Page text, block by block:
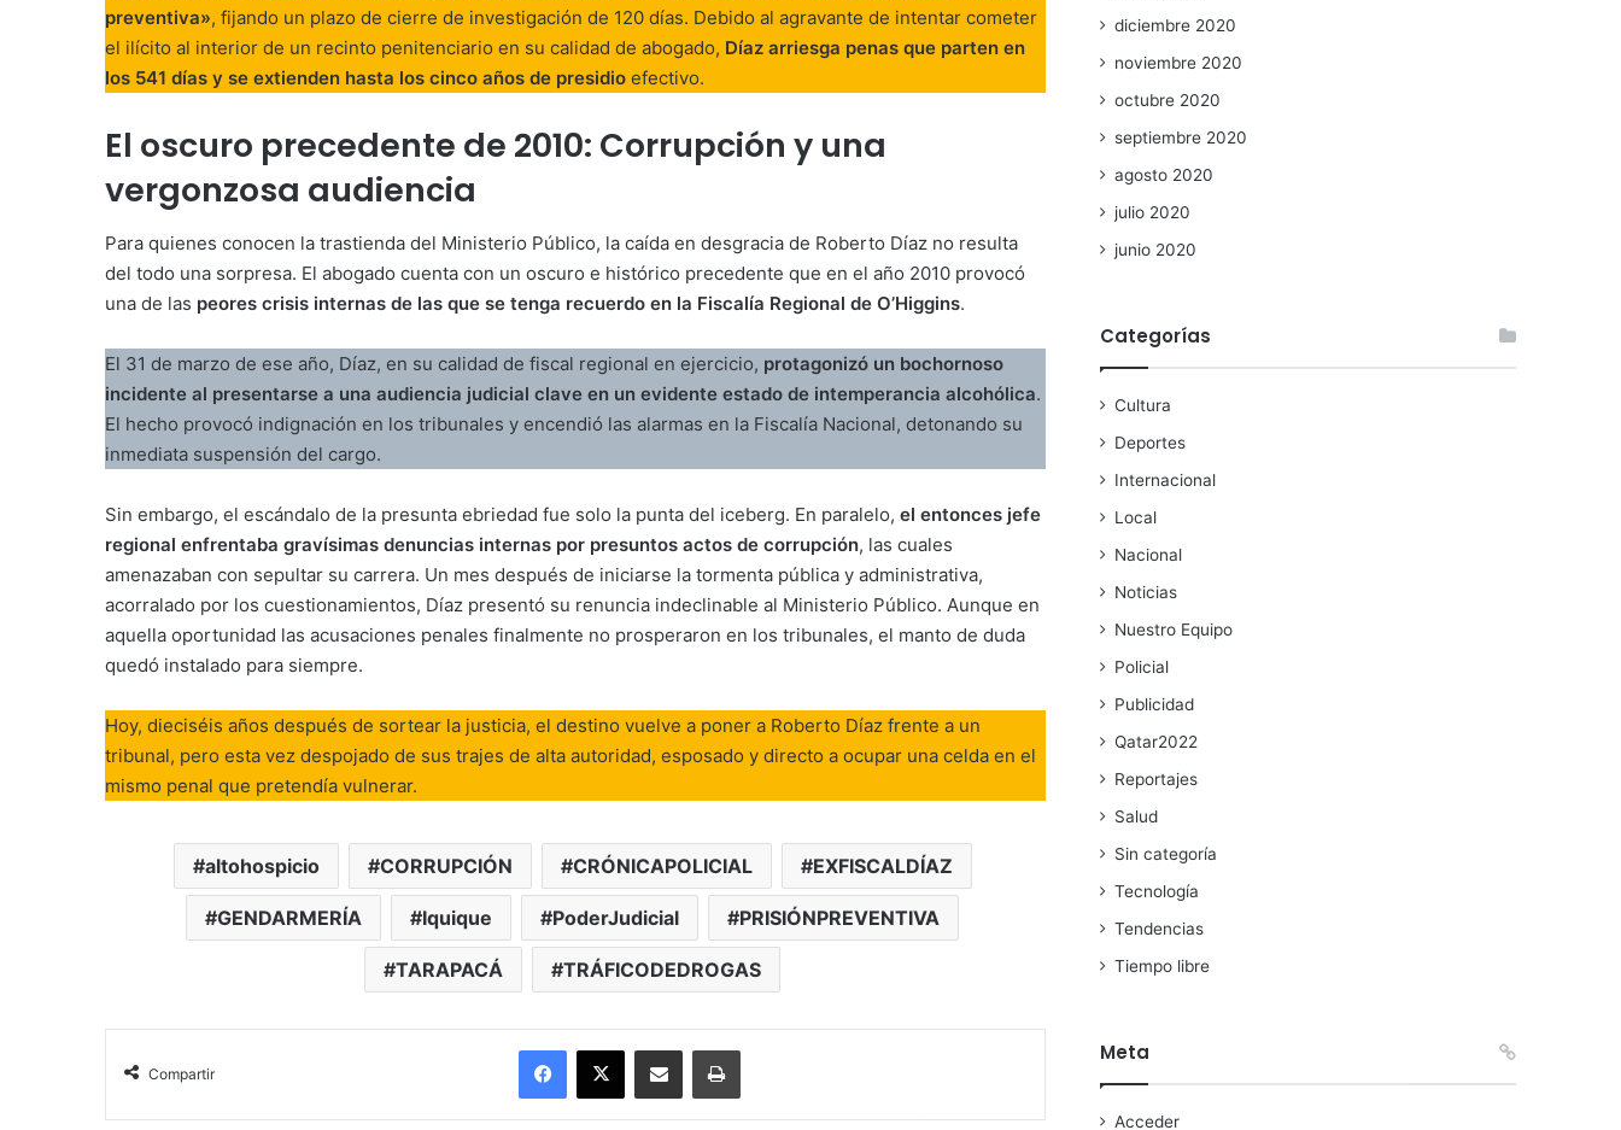
preventiva», fijando un plazo de cierre de investigación de 120 días. Debido al agravante de intentar cometer
el ilícito al interior de un recinto penitenciario en su calidad de abogado, Díaz arriesga penas que parten en
los 541 días y se extienden hasta los cinco años de presidio efectivo.
El oscuro precedente de 2010: Corrupción y una
vergonzosa audiencia
Para quienes conocen la trastienda del Ministerio Público, la caída en desgracia de Roberto Díaz no resulta
del todo una sorpresa. El abogado cuenta con un oscuro e histórico precedente que en el año 2010 provocó
una de las peores crisis internas de las que se tenga recuerdo en la Fiscalía Regional de O’Higgins.
El 31 de marzo de ese año, Díaz, en su calidad de fiscal regional en ejercicio, protagonizó un bochornoso
incidente al presentarse a una audiencia judicial clave en un evidente estado de intemperancia alcohólica.
El hecho provocó indignación en los tribunales y encendió las alarmas en la Fiscalía Nacional, detonando su
inmediata suspensión del cargo.
Sin embargo, el escándalo de la presunta ebriedad fue solo la punta del iceberg. En paralelo, el entonces jefe
regional enfrentaba gravísimas denuncias internas por presuntos actos de corrupción, las cuales
amenazaban con sepultar su carrera. Un mes después de iniciarse la tormenta pública y administrativa,
acorralado por los cuestionamientos, Díaz presentó su renuncia indeclinable al Ministerio Público. Aunque en
aquella oportunidad las acusaciones penales finalmente no prosperaron en los tribunales, el manto de duda
quedó instalado para siempre.
Hoy, dieciséis años después de sortear la justicia, el destino vuelve a poner a Roberto Díaz frente a un
tribunal, pero esta vez despojado de sus trajes de alta autoridad, esposado y directo a ocupar una celda en el
mismo penal que pretendía vulnerar.
altohospicio CORRUPCIÓN CRÓNICAPOLICIAL EXFISCALDÍAZ
GENDARMERÍA Iquique PoderJudicial PRISIÓNPREVENTIVA
TARAPACÁ TRÁFICODEDROGAS
Compartir
Facebook
X Enviar vía email Imprimir
diciembre 2020
noviembre 2020
octubre 2020
septiembre 2020
agosto 2020
julio 2020
junio 2020
Categorías
Cultura
Deportes
Internacional
Local
Nacional
Noticias
Nuestro Equipo
Policial
Publicidad
Qatar2022
Reportajes
Salud
Sin categoría
Tecnología
Tendencias
Tiempo libre
Meta
Acceder